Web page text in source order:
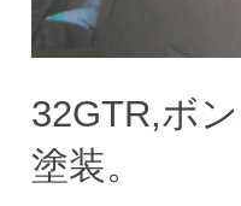
32GTR,ボ
塗装。